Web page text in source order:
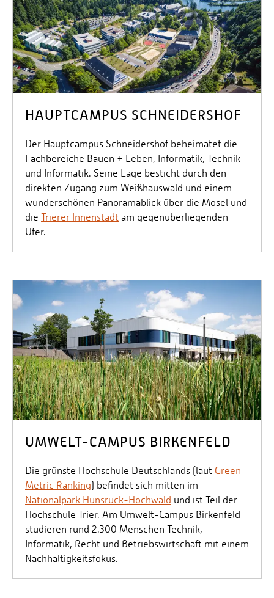
HAUPTCAMPUS SCHNEIDERSHOF
Der Hauptcampus Schneidershof beheimatet die
Fachbereiche Bauen + Leben, Informatik, Technik
und Informatik. Seine Lage besticht durch den
direkten Zugang zum Weißhauswald und einem
wunderschönen Panoramablick über die Mosel und
die Trierer Innenstadt am gegenüberliegenden
Ufer.
UMWELT-CAMPUS BIRKENFELD
Die grünste Hochschule Deutschlands (laut Green
Metric Ranking) befindet sich mitten im
Nationalpark Hunsrück-Hochwald und ist Teil der
Hochschule Trier. Am Umwelt-Campus Birkenfeld
studieren rund 2.300 Menschen Technik,
Informatik, Recht und Betriebswirtschaft mit einem
Nachhaltigkeitsfokus.